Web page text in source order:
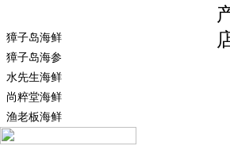
獐子岛海鲜
獐子岛海参
水先生海鲜
尚粹堂海鲜
渔老板海鲜